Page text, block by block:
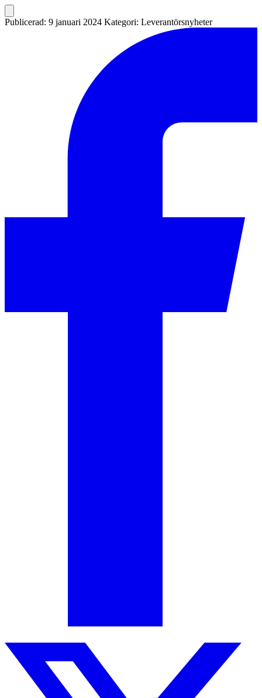
Publicerad: 9 januari 2024 Kategori: Leverantörsnyheter